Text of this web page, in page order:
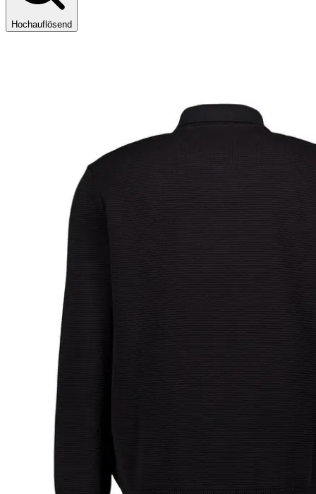
Hochauflösend